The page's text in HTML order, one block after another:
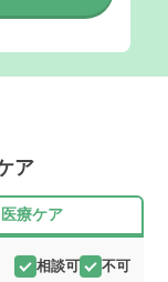
ア
医療ケア
相談可 不可